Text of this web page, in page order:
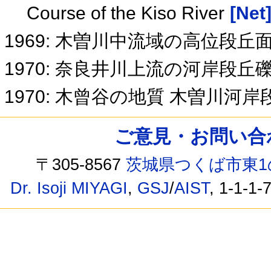
Course of the Kiso River [Net]
1969: 木曽川中流域の高位段丘
1970: 奈良井川上流の河岸段丘
1970: 木曾谷の地質 木曽川河
ご意見・お問い
〒305-8567茨城県つくば市東
Dr. Isoji MIYAGI, GSJ/AIST, 1-1-1-